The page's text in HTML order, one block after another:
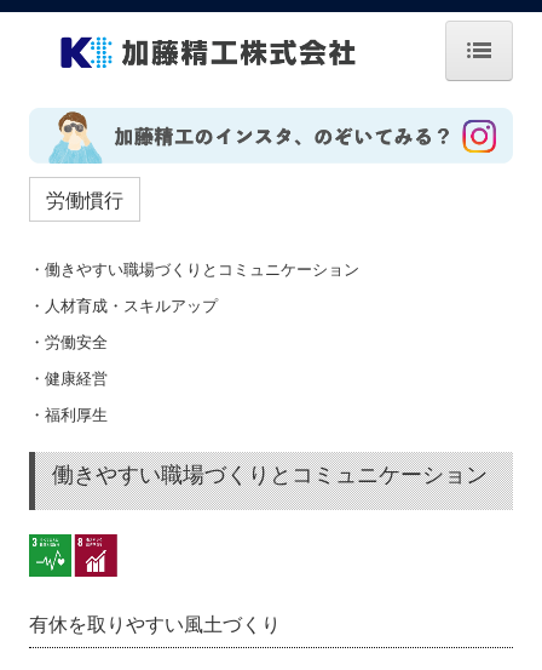
ホーム
お知らせ
会社案内
企業理念
拠点・グループ
CSR・CSV
環境
コミュニティ
労働慣行
・働きやすい職場づくりとコミュニケーション
・人材育成・スキルアップ
・労働安全
・健康経営
・福利厚生
働きやすい職場づくりとコミュニケーション
有休を取りやすい風土づくり